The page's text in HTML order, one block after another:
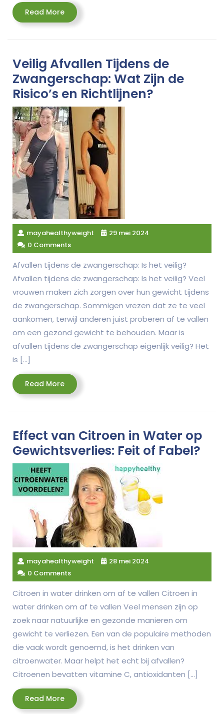
Read MoreRead
More
Veilig Afvallen Tijdens de
Zwangerschap: Wat Zijn de
Risico’s en Richtlijnen?
mayahealthyweight
29 mei 2024
0 Comments
Afvallen tijdens de zwangerschap: Is het veilig?
Afvallen tijdens de zwangerschap: Is het veilig? Veel
vrouwen maken zich zorgen over hun gewicht tijdens
de zwangerschap. Sommigen vrezen dat ze te veel
aankomen, terwijl anderen juist proberen af te vallen
om een gezond gewicht te behouden. Maar is
afvallen tijdens de zwangerschap eigenlijk veilig? Het
is […]
Read MoreRead
More
Effect van Citroen in Water op
Gewichtsverlies: Feit of Fabel?
mayahealthyweight
28 mei 2024
0 Comments
Citroen in water drinken om af te vallen Citroen in
water drinken om af te vallen Veel mensen zijn op
zoek naar natuurlijke en gezonde manieren om
gewicht te verliezen. Een van de populaire methoden
die vaak wordt genoemd, is het drinken van
citroenwater. Maar helpt het echt bij afvallen?
Citroenen bevatten vitamine C, antioxidanten […]
Read MoreRead
More